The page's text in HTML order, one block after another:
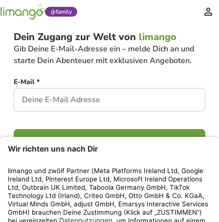
family
Dein Zugang zur Welt von limango
Gib Deine E-Mail-Adresse ein – melde Dich an und
starte Dein Abenteuer mit exklusiven Angeboten.
E-Mail *
Weiter